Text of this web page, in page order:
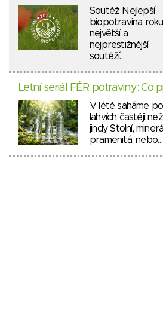
Soutěž Nejlepší
biopotravina
největší a
nejprestižnější
soutěží…
Letní seriál FÉR potraviny: Co
V létě saháme po
lahvích častěji než
jindy. Stolní,
pramenitá, nebo…